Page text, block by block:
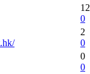
12
0
2
0
0
0